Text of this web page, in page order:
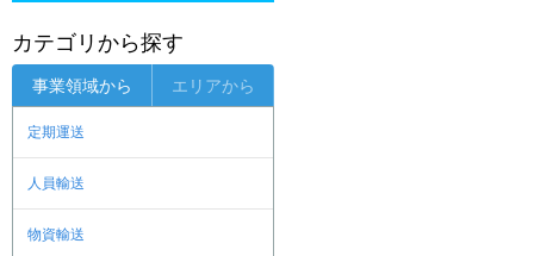
カテゴリから探す
事業領域から エリアから
定期運送
人員輸送
物資輸送